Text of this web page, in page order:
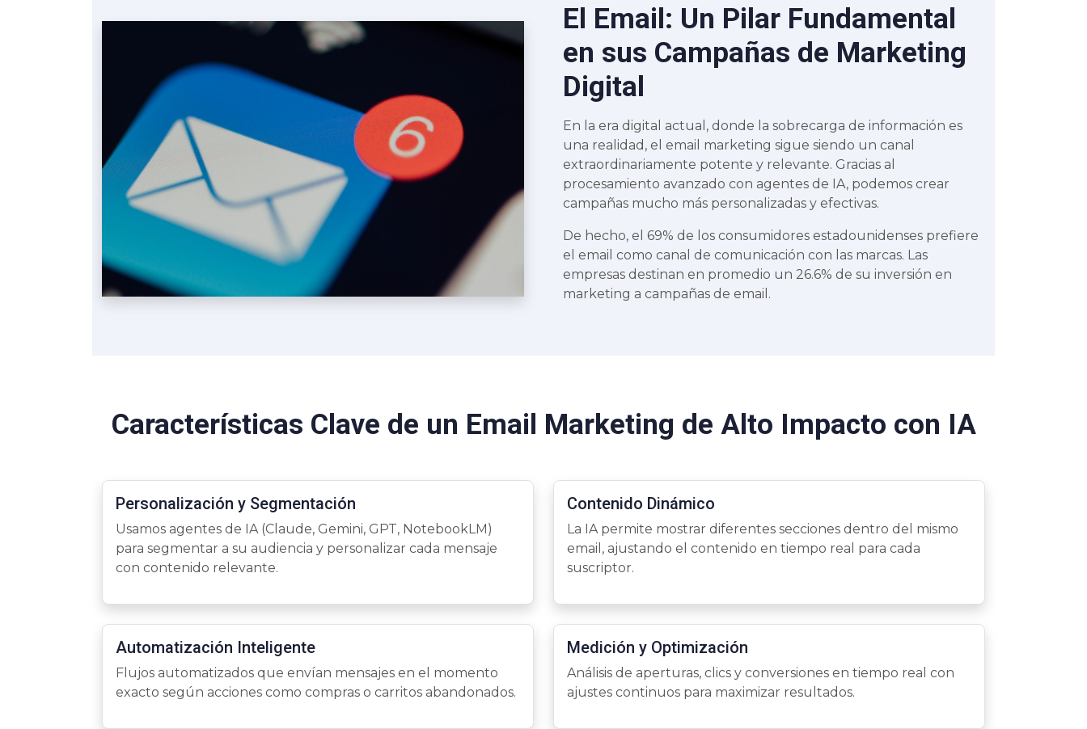
El Email: Un Pilar Fundamental
en sus Campañas de Marketing
Digital
En la era digital actual, donde la sobrecarga de información es
una realidad, el email marketing sigue siendo un canal
extraordinariamente potente y relevante. Gracias al
procesamiento avanzado con agentes de IA, podemos crear
campañas mucho más personalizadas y efectivas.
De hecho, el 69% de los consumidores estadounidenses prefiere
el email como canal de comunicación con las marcas. Las
empresas destinan en promedio un 26.6% de su inversión en
marketing a campañas de email.
Características Clave de un Email Marketing de Alto Impacto con IA
Personalización y Segmentación
Usamos agentes de IA (Claude, Gemini, GPT, NotebookLM)
para segmentar a su audiencia y personalizar cada mensaje
con contenido relevante.
Contenido Dinámico
La IA permite mostrar diferentes secciones dentro del mismo
email, ajustando el contenido en tiempo real para cada
suscriptor.
Automatización Inteligente
Flujos automatizados que envían mensajes en el momento
exacto según acciones como compras o carritos abandonados.
Medición y Optimización
Análisis de aperturas, clics y conversiones en tiempo real con
ajustes continuos para maximizar resultados.